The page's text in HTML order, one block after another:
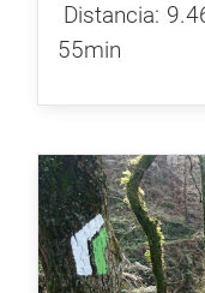
Distancia:
55min